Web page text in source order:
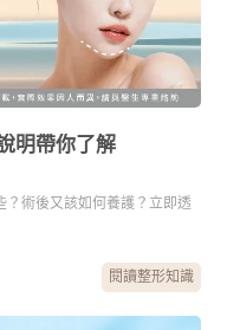
明帶你了解
？術後又該如何養護？立即透
閱讀整形知識